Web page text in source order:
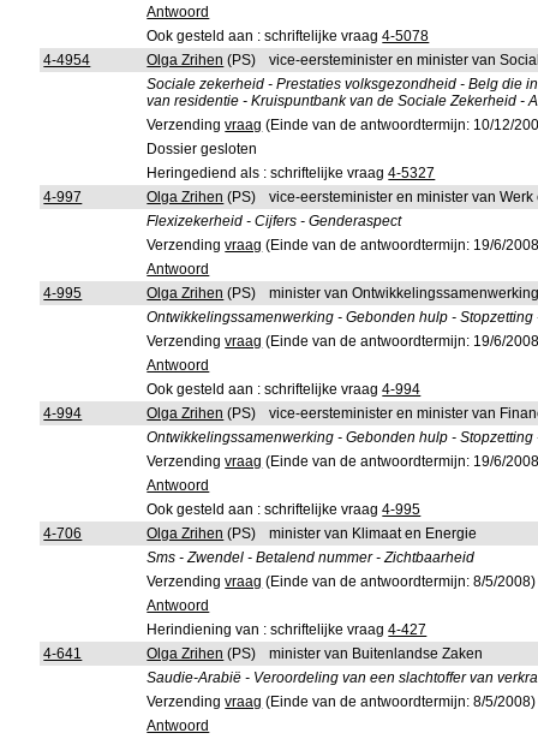
Antwoord
Ook gesteld aan : schriftelijke vraag4-5078
4-4954
Olga Zrihen (PS)
vice-eersteminister en minister van
Sociale zekerheid - Prestaties volksgezondheid - Belg die
van residentie - Kruispuntbank van de Sociale Zekerheid -
Verzendingvraag (Einde van de antwoordtermijn: 10/12/
Dossier gesloten
Heringediend als : schriftelijke vraag4-5327
4-997
Olga Zrihen (PS)
vice-eersteminister en minister van
Flexizekerheid - Cijfers - Genderaspect
Verzendingvraag (Einde van de antwoordtermijn: 19/6/
Antwoord
4-995
Olga Zrihen (PS)
minister van
Ontwikkelingssamenwerking - Gebonden hulp - Stopzetting
Verzendingvraag (Einde van de antwoordtermijn: 19/6/
Antwoord
Ook gesteld aan : schriftelijke vraag4-994
4-994
Olga Zrihen (PS)
vice-eersteminister en minister van
Ontwikkelingssamenwerking - Gebonden hulp - Stopzetting
Verzendingvraag (Einde van de antwoordtermijn: 19/6/
Antwoord
Ook gesteld aan : schriftelijke vraag4-995
4-706
Olga Zrihen (PS)
minister van Klimaat en Energie
Sms - Zwendel - Betalend nummer - Zichtbaarheid
Verzendingvraag (Einde van de antwoordtermijn: 8/5/2008)
Antwoord
Herindiening van : schriftelijke vraag4-427
4-641
Olga Zrihen (PS)
minister van Buitenlandse Zaken
Saudie-Arabië - Veroordeling van een slachtoffer van
Verzendingvraag (Einde van de antwoordtermijn: 8/5/2008)
Antwoord